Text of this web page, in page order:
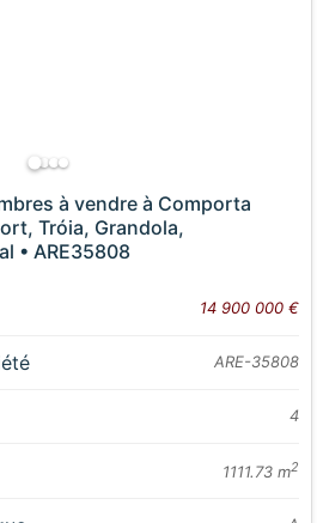
à vendre à Comporta
Tróia, Grandola,
• ARE35808
14 900 000 €
ARE-35808
4
1111.73 m2